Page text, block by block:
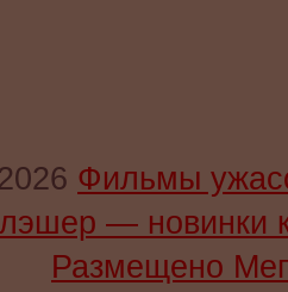
Фильмы
—
Размещено